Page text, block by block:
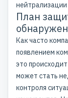
План
Как часто
появлением
это
может стать
контроля